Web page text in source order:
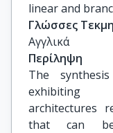
linear and
Γλώσσες
Αγγλικά
Περίληψη
The
exhibiting
architectures
that can be